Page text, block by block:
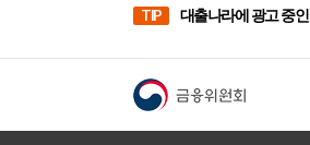
TIP 대출나라에 광고 중